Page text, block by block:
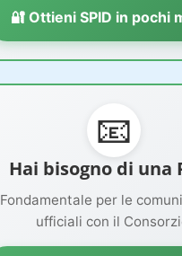
🔐 Ottieni SPID in pochi
📧
Hai bisogno di una
Fondamentale per le
ufficiali con il